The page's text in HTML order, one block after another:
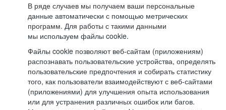
В ряде случаев мы получаем ваши персональные
данные автоматически с помощью метрических
программ. Для работы с такими данными
мы используем файлы cookie.
Файлы cookie позволяют веб-сайтам (приложениям)
распознавать пользовательские устройства, определять
пользовательские предпочтения и собирать статистику
того, как пользователи взаимодействуют с веб-сайтами
(приложениями) для улучшения опыта использования
или для устранения различных ошибок или багов.